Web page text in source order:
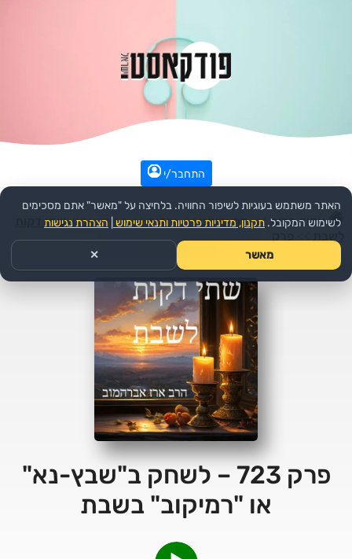
התחבר/י
עמוד הבית >> דת ורוחני >> יהדות >>הפודקאסט: שתי דקות
פרק 723 – לשחק ב"שבץ-נא"
או "רמיקוב" בשבת
האתר משתמש בעוגיות לשיפור החוויה. בלחיצה על "מאשר" אתם מסכימים
לשימוש המקובל. תקנון, מדיניות פרטיות ותנאי שימוש הצהרת נגישות
מאשר ✕